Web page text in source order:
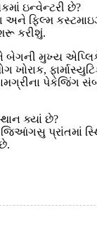
ઇન્વેન્ટરી છે?
અને ફિલ્મ
કરીશું.
બેગની મુખ્ય
ખોરાક,
પેકેજિંગ
ક્યાં છે?
પ્રાંતમાં